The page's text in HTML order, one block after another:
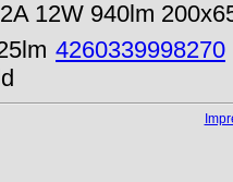
12W 940lm
4260339998270